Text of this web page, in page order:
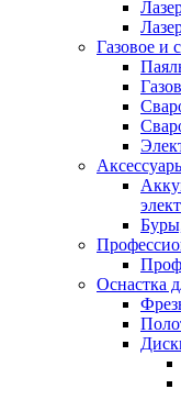
Газовое и
Оснастка